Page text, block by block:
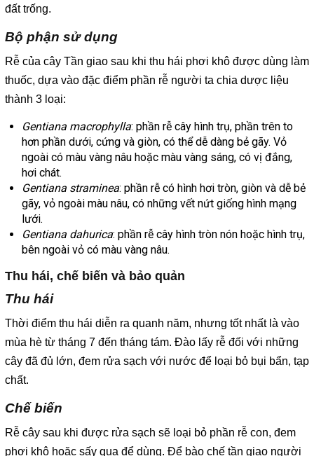
đất trống.
Bộ phận sử dụng
Rễ của cây Tần giao sau khi thu hái phơi khô được dùng làm
thuốc, dựa vào đặc điểm phần rễ người ta chia dược liệu
thành 3 loại:
Gentiana macrophylla: phần rễ cây hình trụ, phần trên to
hơn phần dưới, cứng và giòn, có thể dễ dàng bẻ gãy. Vỏ
ngoài có màu vàng nâu hoặc màu vàng sáng, có vị đắng,
hơi chát.
Gentiana straminea: phần rễ có hình hơi tròn, giòn và dễ bẻ
gãy, vỏ ngoài màu nâu, có những vết nứt giống hình mạng
lưới.
Gentiana dahurica: phần rễ cây hình tròn nón hoặc hình trụ,
bên ngoài vỏ có màu vàng nâu.
Thu hái, chế biến và bảo quản
Thu hái
Thời điểm thu hái diễn ra quanh năm, nhưng tốt nhất là vào
mùa hè từ tháng 7 đến tháng tám. Đào lấy rễ đối với những
cây đã đủ lớn, đem rửa sạch với nước để loại bỏ bụi bẩn, tạp
chất.
Chế biến
Rễ cây sau khi được rửa sạch sẽ loại bỏ phần rễ con, đem
phơi khô hoặc sấy qua để dùng. Để bào chế tần giao người